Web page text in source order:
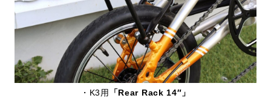
・K3用 「Rear Rack 14″」